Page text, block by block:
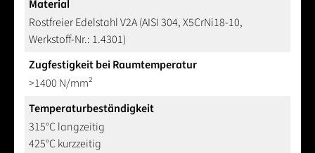
Material
Rostfreier Edelstahl V2A (AISI 304, X5CrNi18-10,
Werkstoff-Nr.: 1.4301)
Zugfestigkeit bei Raumtemperatur
>1400 N/mm²
Temperaturbeständigkeit
315°C langzeitig
425°C kurzzeitig